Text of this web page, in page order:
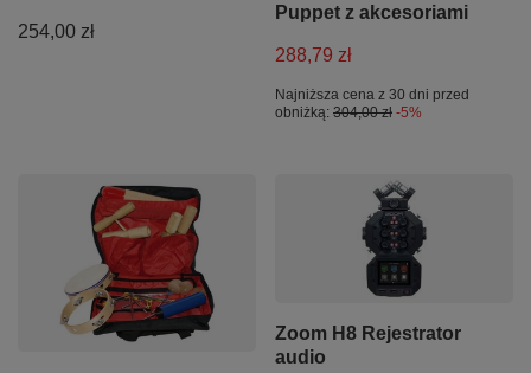
254,00 zł
Puppet z akcesoriami
288,79 zł
Najniższa cena z 30 dni przed
obniżką: 304,00 zł -5%
Zoom H8 Rejestrator
audio